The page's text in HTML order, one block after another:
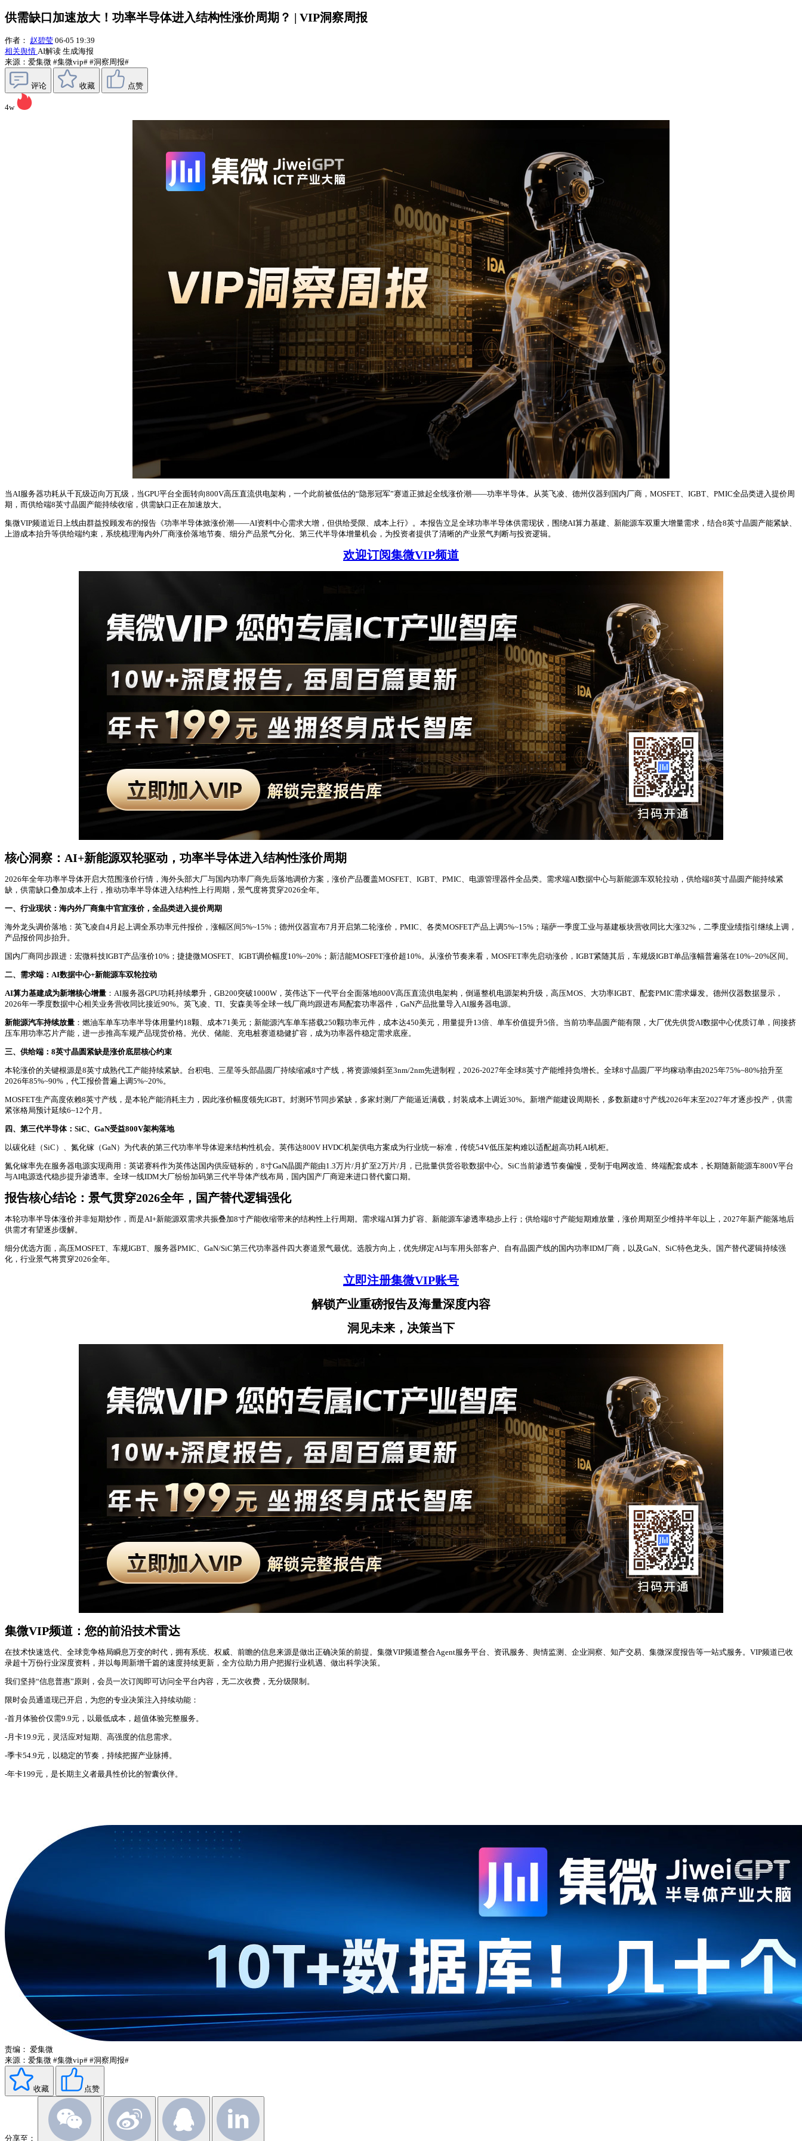
供需缺口加速放大！功率半导体进入结构性涨价周期？ | VIP洞察周报
作者： 赵碧莹 06-05 19:39
相关舆情 AI解读 生成海报
来源：爱集微 #集微vip# #洞察周报#
评论 收藏 点赞
4w
当AI服务器功耗从千瓦级迈向万瓦级，当GPU平台全面转向800V高压直流供电架构，一个此前被低估的“隐形冠军”赛道正掀起全线涨价潮——功率半导体。从英飞凌、德州仪器到国内厂商，MOSFET、IGBT、PMIC全品类进入提价周
期，而供给端8英寸晶圆产能持续收缩，供需缺口正在加速放大。
集微VIP频道近日上线由群益投顾发布的报告《功率半导体掀涨价潮——AI资料中心需求大增，但供给受限、成本上行》。本报告立足全球功率半导体供需现状，围绕AI算力基建、新能源车双重大增量需求，结合8英寸晶圆产能紧缺、
上游成本抬升等供给端约束，系统梳理海内外厂商涨价落地节奏、细分产品景气分化、第三代半导体增量机会，为投资者提供了清晰的产业景气判断与投资逻辑。
欢迎订阅集微VIP频道
核心洞察：AI+新能源双轮驱动，功率半导体进入结构性涨价周期
2026年全年功率半导体开启大范围涨价行情，海外头部大厂与国内功率厂商先后落地调价方案，涨价产品覆盖MOSFET、IGBT、PMIC、电源管理器件全品类。需求端AI数据中心与新能源车双轮拉动，供给端8英寸晶圆产能持续紧
缺，供需缺口叠加成本上行，推动功率半导体进入结构性上行周期，景气度将贯穿2026全年。
一、行业现状：海内外厂商集中官宣涨价，全品类进入提价周期
海外龙头调价落地：英飞凌自4月起上调全系功率元件报价，涨幅区间5%~15%；德州仪器宣布7月开启第二轮涨价，PMIC、各类MOSFET产品上调5%~15%；瑞萨一季度工业与基建板块营收同比大涨32%，二季度业绩指引继续上调，
产品报价同步抬升。
国内厂商同步跟进：宏微科技IGBT产品涨价10%；捷捷微MOSFET、IGBT调价幅度10%~20%；新洁能MOSFET涨价超10%。从涨价节奏来看，MOSFET率先启动涨价，IGBT紧随其后，车规级IGBT单品涨幅普遍落在10%~20%区间。
二、需求端：AI数据中心+新能源车双轮拉动
AI算力基建成为新增核心增量 ：AI服务器GPU功耗持续攀升，GB200突破1000W，英伟达下一代平台全面落地800V高压直流供电架构，倒逼整机电源架构升级，高压MOS、大功率IGBT、配套PMIC需求爆发。德州仪器数据显示，
2026年一季度数据中心相关业务营收同比接近90%。英飞凌、TI、安森美等全球一线厂商均跟进布局配套功率器件，GaN产品批量导入AI服务器电源。
新能源汽车持续放量 ：燃油车单车功率半导体用量约18颗、成本71美元；新能源汽车单车搭载250颗功率元件，成本达450美元，用量提升13倍、单车价值提升5倍。当前功率晶圆产能有限，大厂优先供货AI数据中心优质订单，间接挤
压车用功率芯片产能，进一步推高车规产品现货价格。光伏、储能、充电桩赛道稳健扩容，成为功率器件稳定需求底座。
三、供给端：8英寸晶圆紧缺是涨价底层核心约束
本轮涨价的关键根源是8英寸成熟代工产能持续紧缺。台积电、三星等头部晶圆厂持续缩减8寸产线，将资源倾斜至3nm/2nm先进制程，2026-2027年全球8英寸产能维持负增长。全球8寸晶圆厂平均稼动率由2025年75%~80%抬升至
2026年85%~90%，代工报价普遍上调5%~20%。
MOSFET生产高度依赖8英寸产线，是本轮产能消耗主力，因此涨价幅度领先IGBT。封测环节同步紧缺，多家封测厂产能逼近满载，封装成本上调近30%。新增产能建设周期长，多数新建8寸产线2026年末至2027年才逐步投产，供需
紧张格局预计延续6~12个月。
四、第三代半导体：SiC、GaN受益800V架构落地
以碳化硅（SiC）、氮化镓（GaN）为代表的第三代功率半导体迎来结构性机会。英伟达800V HVDC机架供电方案成为行业统一标准，传统54V低压架构难以适配超高功耗AI机柜。
氮化镓率先在服务器电源实现商用：英诺赛科作为英伟达国内供应链标的，8寸GaN晶圆产能由1.3万片/月扩至2万片/月，已批量供货谷歌数据中心。SiC当前渗透节奏偏慢，受制于电网改造、终端配套成本，长期随新能源车800V平台
与AI电源迭代稳步提升渗透率。全球一线IDM大厂纷纷加码第三代半导体产线布局，国内国产厂商迎来进口替代窗口期。
报告核心结论：景气贯穿2026全年，国产替代逻辑强化
本轮功率半导体涨价并非短期炒作，而是AI+新能源双需求共振叠加8寸产能收缩带来的结构性上行周期。需求端AI算力扩容、新能源车渗透率稳步上行；供给端8寸产能短期难放量，涨价周期至少维持半年以上，2027年新产能落地后
供需才有望逐步缓解。
细分优选方面，高压MOSFET、车规IGBT、服务器PMIC、GaN/SiC第三代功率器件四大赛道景气最优。选股方向上，优先绑定AI与车用头部客户、自有晶圆产线的国内功率IDM厂商，以及GaN、SiC特色龙头。国产替代逻辑持续强
化，行业景气将贯穿2026全年。
立即注册集微VIP账号
解锁产业重磅报告及海量深度内容
洞见未来，决策当下
集微VIP频道：您的前沿技术雷达
在技术快速迭代、全球竞争格局瞬息万变的时代，拥有系统、权威、前瞻的信息来源是做出正确决策的前提。集微VIP频道整合Agent服务平台、资讯服务、舆情监测、企业洞察、知产交易、集微深度报告等一站式服务。VIP频道已收
录超十万份行业深度资料，并以每周新增千篇的速度持续更新，全方位助力用户把握行业机遇、做出科学决策。
我们坚持“信息普惠”原则，会员一次订阅即可访问全平台内容，无二次收费，无分级限制。
限时会员通道现已开启，为您的专业决策注入持续动能：
-首月体验价仅需9.9元，以最低成本，超值体验完整服务。
-月卡19.9元，灵活应对短期、高强度的信息需求。
-季卡54.9元，以稳定的节奏，持续把握产业脉搏。
-年卡199元，是长期主义者最具性价比的智囊伙伴。
责编： 爱集微
来源：爱集微 #集微vip# #洞察周报#
收藏 点赞
分享至：